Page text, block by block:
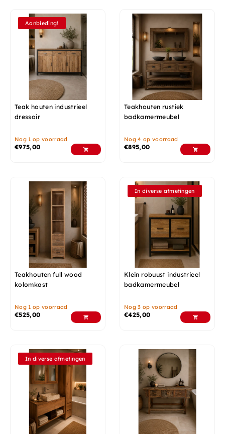
Aanbieding!
Teak houten industrieel
dressoir
Nog 1 op voorraad
€975,00
Teakhouten rustiek
badkamermeubel
Nog 4 op voorraad
€895,00
Teakhouten full wood
kolomkast
Nog 1 op voorraad
€525,00
In diverse afmetingen
Klein robuust industrieel
badkamermeubel
Nog 3 op voorraad
€425,00
In diverse afmetingen